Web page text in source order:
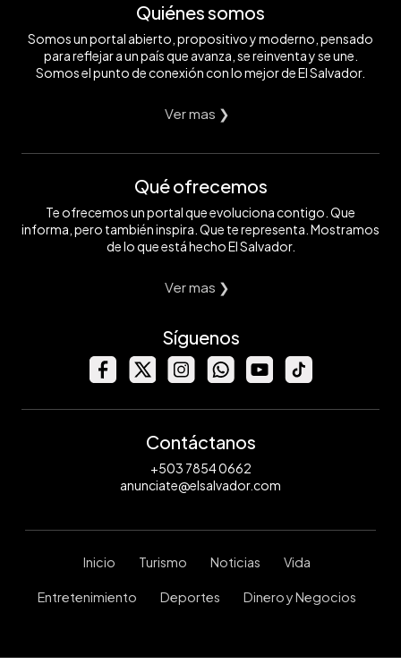
Quiénes somos
Somos un portal abierto, propositivo y moderno, pensado
para reflejar a un país que avanza, se reinventa y se une.
Somos el punto de conexión con lo mejor de El Salvador.
Ver mas ❯
Qué ofrecemos
Te ofrecemos un portal que evoluciona contigo. Que
informa, pero también inspira. Que te representa. Mostramos
de lo que está hecho El Salvador.
Ver mas ❯
Síguenos
Contáctanos
+503 7854 0662
anunciate@elsalvador.com
Inicio Turismo Noticias Vida
Entretenimiento Deportes Dinero y Negocios